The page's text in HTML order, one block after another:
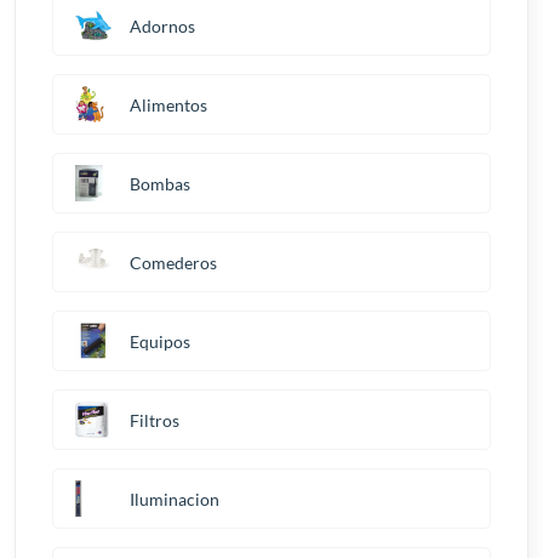
Adornos
Alimentos
Bombas
Comederos
Equipos
Filtros
Iluminacion